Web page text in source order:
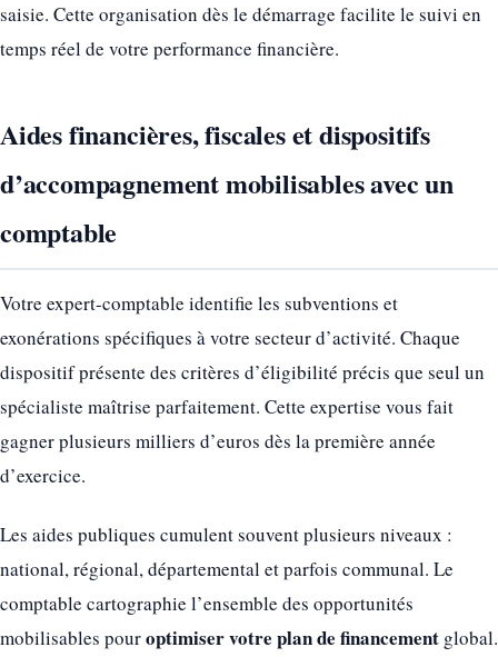
saisie. Cette organisation dès le démarrage facilite le suivi en
temps réel de votre performance financière.
Aides financières, fiscales et dispositifs
d’accompagnement mobilisables avec un
comptable
Votre expert-comptable identifie les subventions et
exonérations spécifiques à votre secteur d’activité. Chaque
dispositif présente des critères d’éligibilité précis que seul un
spécialiste maîtrise parfaitement. Cette expertise vous fait
gagner plusieurs milliers d’euros dès la première année
d’exercice.
Les aides publiques cumulent souvent plusieurs niveaux :
national, régional, départemental et parfois communal. Le
comptable cartographie l’ensemble des opportunités
mobilisables pouroptimiser votre plan de financement global.